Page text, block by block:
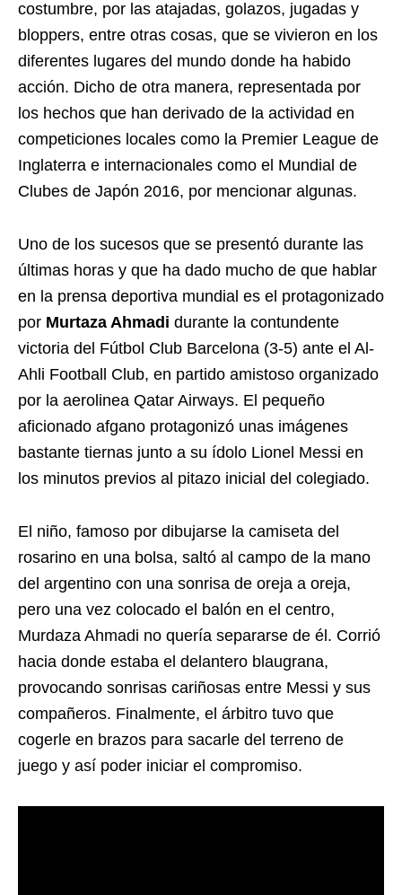
costumbre, por las atajadas, golazos, jugadas y
bloppers, entre otras cosas, que se vivieron en los
diferentes lugares del mundo donde ha habido
acción. Dicho de otra manera, representada por
los hechos que han derivado de la actividad en
competiciones locales como la Premier League de
Inglaterra e internacionales como el Mundial de
Clubes de Japón 2016, por mencionar algunas.
Uno de los sucesos que se presentó durante las
últimas horas y que ha dado mucho de que hablar
en la prensa deportiva mundial es el protagonizado
por Murtaza Ahmadi durante la contundente
victoria del Fútbol Club Barcelona (3-5) ante el Al-
Ahli Football Club, en partido amistoso organizado
por la aerolinea Qatar Airways. El pequeño
aficionado afgano protagonizó unas imágenes
bastante tiernas junto a su ídolo Lionel Messi en
los minutos previos al pitazo inicial del colegiado.
El niño, famoso por dibujarse la camiseta del
rosarino en una bolsa, saltó al campo de la mano
del argentino con una sonrisa de oreja a oreja,
pero una vez colocado el balón en el centro,
Murdaza Ahmadi no quería separarse de él. Corrió
hacia donde estaba el delantero blaugrana,
provocando sonrisas cariñosas entre Messi y sus
compañeros. Finalmente, el árbitro tuvo que
cogerle en brazos para sacarle del terreno de
juego y así poder iniciar el compromiso.